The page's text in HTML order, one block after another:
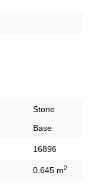
Stone
Base
16896
0.645 m2